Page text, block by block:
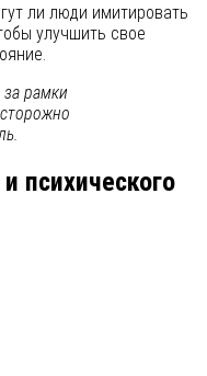
ли люди имитировать
улучшить свое
рамки
психического